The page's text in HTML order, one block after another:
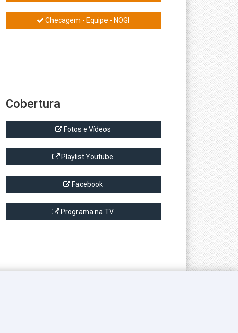
Checagem - Equipe - NOGI
Cobertura
Fotos e Vídeos
Playlist Youtube
Facebook
Programa na TV